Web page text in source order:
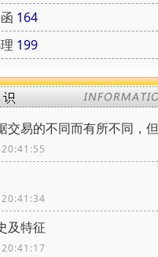
164
199
及特征